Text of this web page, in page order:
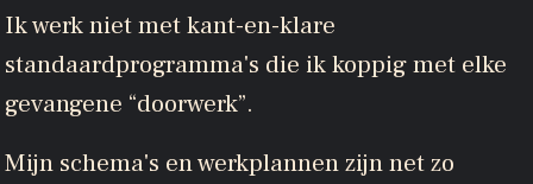
Ik werk niet met kant-en-klare
standaardprogramma's die ik koppig met elke
gevangene “doorwerk”.
Mijn schema's en werkplannen zijn net zo